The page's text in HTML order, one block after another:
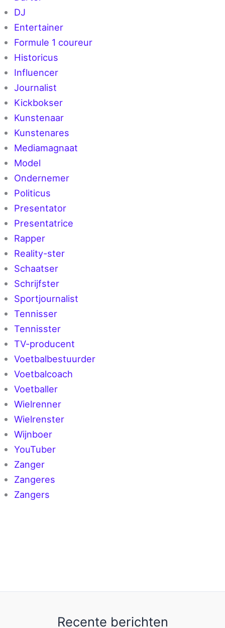
DJ
Entertainer
Formule 1 coureur
Historicus
Influencer
Journalist
Kickbokser
Kunstenaar
Kunstenares
Mediamagnaat
Model
Ondernemer
Politicus
Presentator
Presentatrice
Rapper
Reality-ster
Schaatser
Schrijfster
Sportjournalist
Tennisser
Tennisster
TV-producent
Voetbalbestuurder
Voetbalcoach
Voetballer
Wielrenner
Wielrenster
Wijnboer
YouTuber
Zanger
Zangeres
Zangers
Recente berichten